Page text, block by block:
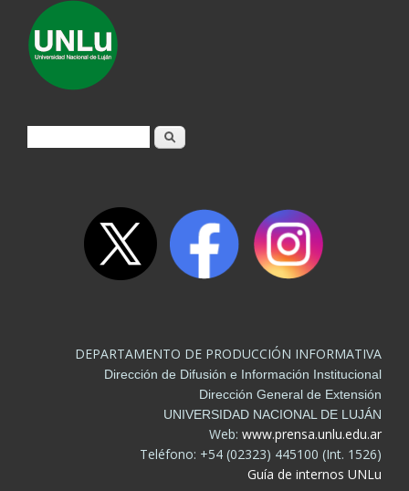
Formulario de búsqueda
Buscar
DEPARTAMENTO DE PRODUCCIÓN INFORMATIVA
Dirección de Difusión e Información Institucional
Dirección General de Extensión
UNIVERSIDAD NACIONAL DE LUJÁN
Web: www.prensa.unlu.edu.ar
Teléfono: +54 (02323) 445100 (Int. 1526)
Guía de internos UNLu